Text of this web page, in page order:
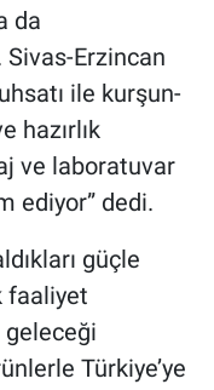
da
Sivas-Erzincan
ile kurşun-
hazırlık
ve laboratuvar
ediyor” dedi.
güçle
faaliyet
Türkiye’ye